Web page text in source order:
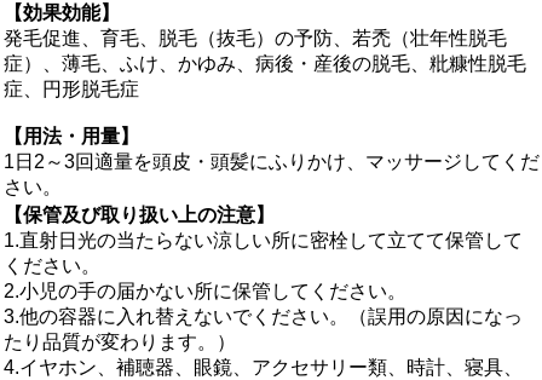
【効果効能】
発毛促進、育毛、脱毛（抜毛）の予防、若禿（壮年性脱毛
症）、薄毛、ふけ、かゆみ、病後・産後の脱毛、粃糠性脱毛
症、円形脱毛症
【用法・用量】
1日2～3回適量を頭皮・頭髪にふりかけ、マッサージしてくだ
さい。
【保管及び取り扱い上の注意】
1.直射日光の当たらない涼しい所に密栓して立てて保管して
ください。
2.小児の手の届かない所に保管してください。
3.他の容器に入れ替えないでください。（誤用の原因になっ
たり品質が変わります。）
4.イヤホン、補聴器、眼鏡、アクセサリー類、時計、寝具、